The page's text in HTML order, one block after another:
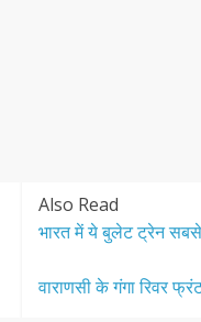
Also Read
भारत में ये बुलेट ट्रेन सबसे
वाराणसी के गंगा रिवर